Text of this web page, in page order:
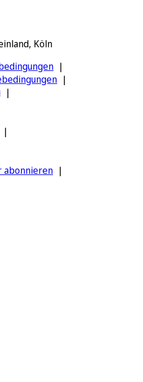
Köln
abonnieren